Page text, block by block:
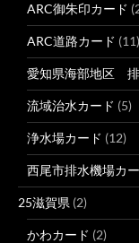
ARC御朱印カード
ARC道路カード (11)
愛知県海部地区
流域治水カード (5)
浄水場カード (12)
西尾市排水機場カ
25滋賀県 (2)
かわカード (2)